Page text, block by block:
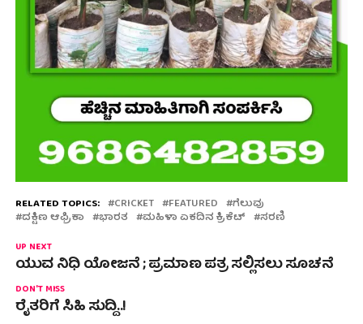
RELATED TOPICS: CRICKET FEATURED ಗೆಲುವು
ದಕ್ಷಿಣ ಆಫ್ರಿಕಾ ಭಾರತ ಮಹಿಳಾ ಏಕದಿನ ಕ್ರಿಕೆಟ್ ಸರಣಿ
UP NEXT
ಯುವ ನಿಧಿ ಯೋಜನೆ ; ಪ್ರಮಾಣ ಪತ್ರ ಸಲ್ಲಿಸಲು ಸೂಚನೆ
DON'T MISS
ರೈತರಿಗೆ ಸಿಹಿ ಸುದ್ದಿ..!